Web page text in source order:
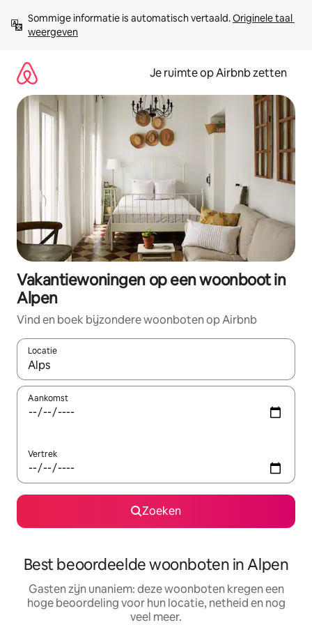
direct
naar
Sommige informatie is automatisch vertaald. Originele taal
weergeven
Je ruimte op Airbnb zetten
Vakantiewoningen op een woonboot in
Alpen
Vind en boek bijzondere woonboten op Airbnb
Locatie
Wanneer er suggesties beschikbaar zijn, maak je een keuze
Aankomst
Vertrek
Zoeken
Best beoordeelde woonboten in Alpen
Gasten zijn unaniem: deze woonboten kregen een
hoge beoordeling voor hun locatie, netheid en nog
veel meer.